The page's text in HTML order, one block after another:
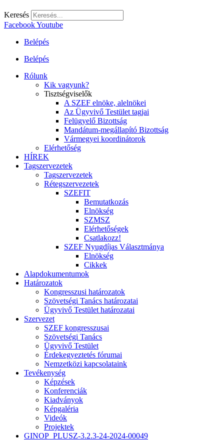
Keresés
FacebookYoutube
Belépés
Belépés
Rólunk
Kik vagyunk?
Tisztségviselők
A SZEF elnöke, alelnökei
Az Ügyvivő Testület tagjai
Felügyelő Bizottság
Mandátum-megállapító Bizottság
Vármegyei koordinátorok
Elérhetőség
HÍREK
Tagszervezetek
Tagszervezetek
Rétegszervezetek
SZEFIT
Bemutatkozás
Elnökség
SZMSZ
Elérhetőségek
Csatlakozz!
SZEF Nyugdíjas Választmánya
Elnökség
Cikkek
Alapdokumentumok
Határozatok
Kongresszusi határozatok
Szövetségi Tanács határozatai
Ügyvivő Testület határozatai
Szervezet
SZEF kongresszusai
Szövetségi Tanács
Ügyvivő Testület
Érdekegyeztetés fórumai
Nemzetközi kapcsolataink
Tevékenység
Képzések
Konferenciák
Kiadványok
Képgaléria
Videók
Projektek
GINOP_PLUSZ-3.2.3-24-2024-00049